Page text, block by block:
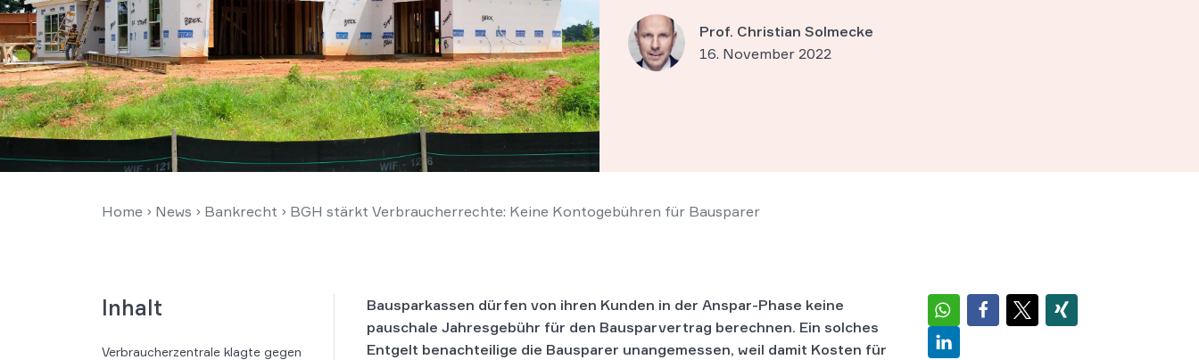
Prof. Christian Solmecke
16. November 2022
Home › News › Bankrecht › BGH stärkt Verbraucherrechte: Keine Kontogebühren für Bausparer
Inhalt
Verbraucherzentrale klagte gegen
Bausparkassen dürfen von ihren Kunden in der Anspar-Phase keine
pauschale Jahresgebühr für den Bausparvertrag berechnen. Ein solches
Entgelt benachteilige die Bausparer unangemessen, weil damit Kosten für